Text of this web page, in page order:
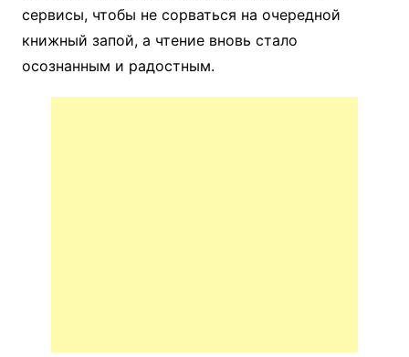
сервисы, чтобы не сорваться на очередной
книжный запой, а чтение вновь стало
осознанным и радостным.